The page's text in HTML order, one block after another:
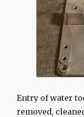
Entry of water
removed,